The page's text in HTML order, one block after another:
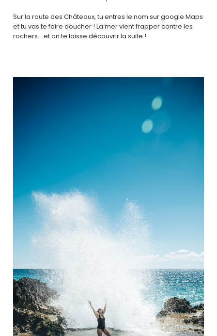
Sur la route des Châteaux, tu entres le nom sur google Maps
et tu vas te faire doucher ! La mer vient frapper contre les
rochers… et on te laisse découvrir la suite !